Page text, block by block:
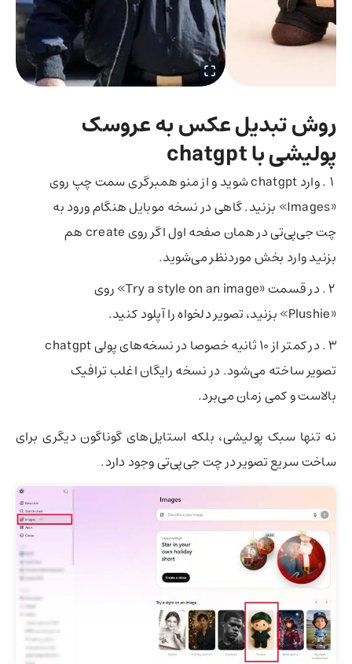
روش تبدیل عکس به عروسک
پولیشی با chatgpt
وارد chatgpt شوید و از منو همبرگری سمت چپ روی
«Images» بزنید. گاهی در نسخه موبایل هنگام ورود به
چت جی‌پی‎‌تی در همان صفحه اول اگر روی create هم
بزنید وارد بخش موردنظر می‌شوید.
در قسمت «Try a style on an image» روی
«Plushie» بزنید، تصویر دلخواه را آپلود کنید.
در کمتر از 10 ثانیه خصوصا در نسخه‌های پولی chatgpt
تصویر ساخته می‌شود. در نسخه رایگان اغلب ترافیک
بالاست و کمی زمان می‌برد.
نه تنها سبک پولیشی، بلکه استایل‌های گوناگون دیگری برای
ساخت سریع تصویر در چت ‌جی‌پی‌تی وجود دارد.